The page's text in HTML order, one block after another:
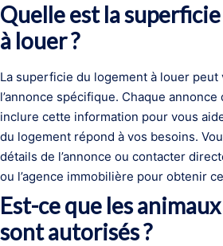
Quelle est la
à louer ?
La superficie du logement à louer
l’annonce spécifique. Chaque
inclure cette information pour vous
du logement répond à vos besoins.
détails de l’annonce ou contacter
ou l’agence immobilière pour obtenir
Est-ce que les
sont autorisés ?